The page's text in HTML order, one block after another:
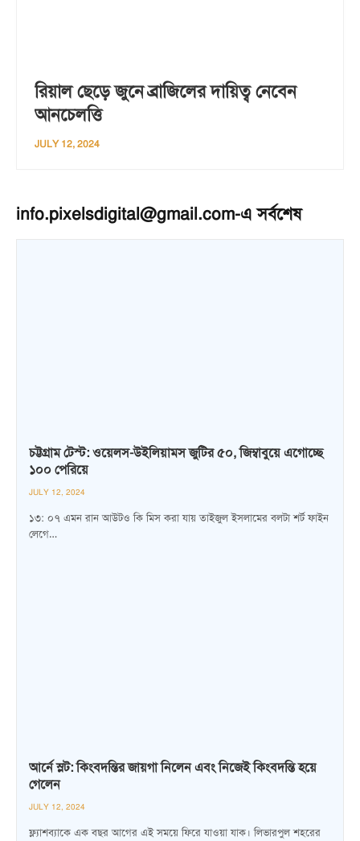
রিয়াল ছেড়ে জুনে ব্রাজিলের দায়িত্ব নেবেন
আনচেলত্তি
JULY 12, 2024
info.pixelsdigital@gmail.com-এ সর্বশেষ
চট্টগ্রাম টেস্ট: ওয়েলস-উইলিয়ামস জুটির ৫০, জিম্বাবুয়ে এগোচ্ছে
১০০ পেরিয়ে
JULY 12, 2024
১৩: ০৭ এমন রান আউটও কি মিস করা যায় তাইজুল ইসলামের বলটা শর্ট ফাইন
লেগে…
আর্নে স্লট: কিংবদন্তির জায়গা নিলেন এবং নিজেই কিংবদন্তি হয়ে
গেলেন
JULY 12, 2024
ফ্ল্যাশব্যাকে এক বছর আগের এই সময়ে ফিরে যাওয়া যাক। লিভারপুল শহরের